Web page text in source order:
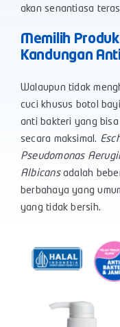
akan senantiasa
Memilih
Kandungan
Walaupun tidak
cuci khusus botol
anti bakteri yang bisa
secara maksimal.
Pseudomonas
Albicansadalah
berbahaya yang
yang tidak bersih.